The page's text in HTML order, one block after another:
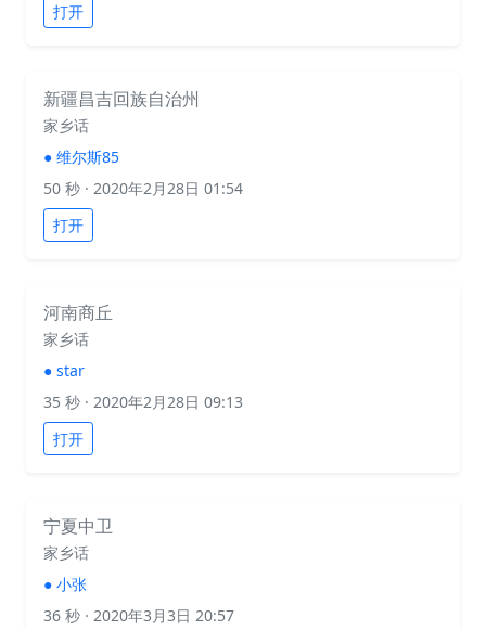
打开
新疆昌吉回族自治州
家乡话
● 维尔斯85
50 秒 · 2020年2月28日 01:54
打开
河南商丘
家乡话
● star
35 秒 · 2020年2月28日 09:13
打开
宁夏中卫
家乡话
● 小张
36 秒 · 2020年3月3日 20:57